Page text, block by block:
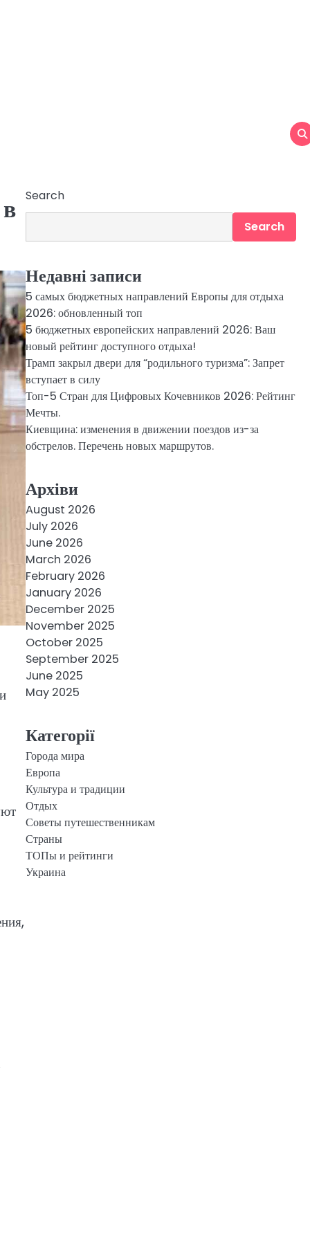
Search
Search
Недавні записи
5 самых бюджетных направлений Европы для отдыха
2026: обновленный топ
5 бюджетных европейских направлений 2026: Ваш
новый рейтинг доступного отдыха!
Трамп закрыл двери для “родильного туризма”: Запрет
вступает в силу
Топ-5 Стран для Цифровых Кочевников 2026: Рейтинг
Мечты.
Киевщина: изменения в движении поездов из-за
обстрелов. Перечень новых маршрутов.
Архіви
August 2026
July 2026
June 2026
March 2026
February 2026
January 2026
December 2025
November 2025
October 2025
September 2025
June 2025
May 2025
Категорії
Города мира
Европа
Культура и традиции
Отдых
Советы путешественникам
Страны
ТОПы и рейтинги
Украина